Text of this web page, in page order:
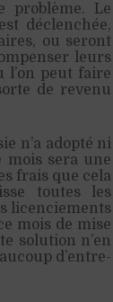
problème. Le
déclenchée,
ou seront
leurs
l’on peut faire
de revenu
n’a adopté ni
mois sera une
frais que cela
toutes les
licenciements
mois de mise
solution n’en
d’entre-